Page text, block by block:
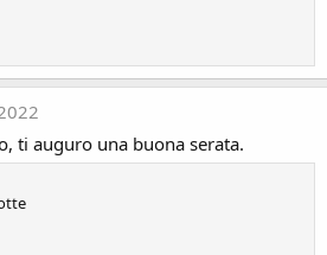
ti auguro una buona serata.